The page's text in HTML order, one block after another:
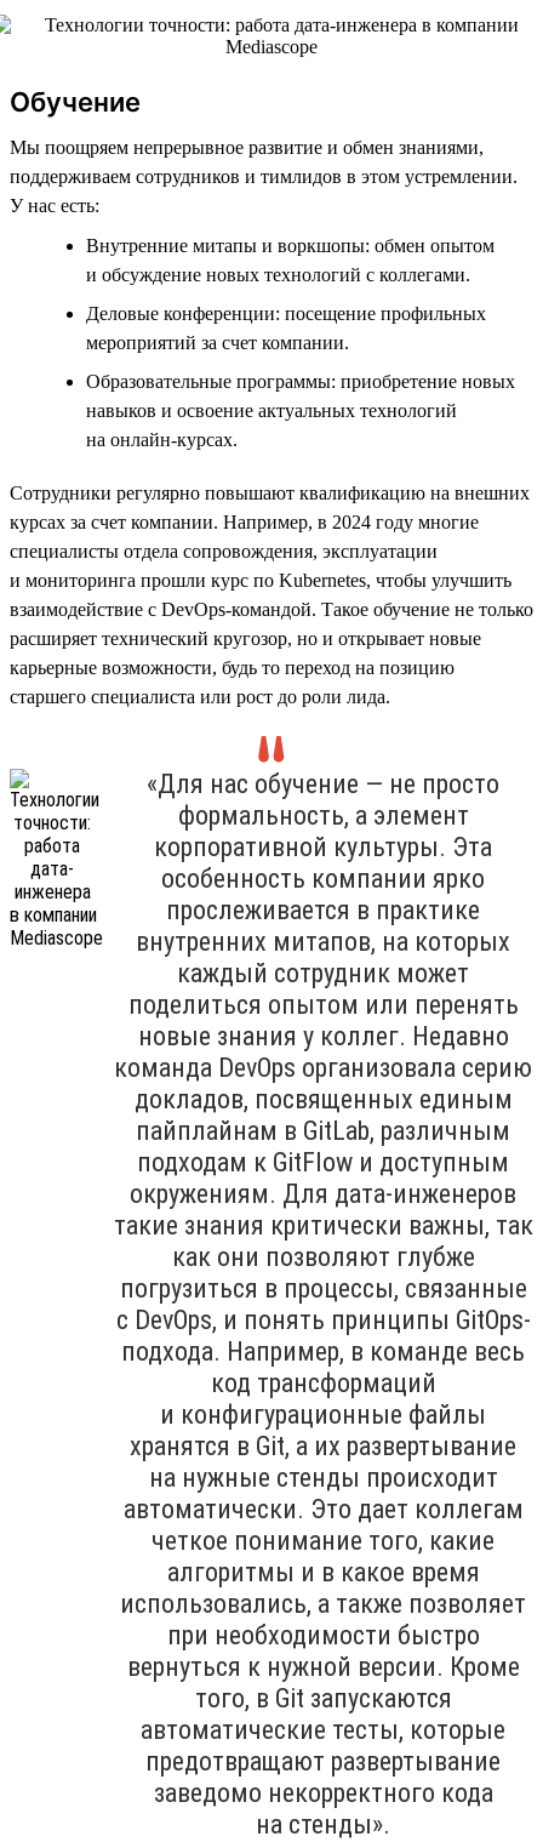
Обучение
Мы поощряем непрерывное развитие и обмен знаниями,
поддерживаем сотрудников и тимлидов в этом устремлении.
У нас есть:
Внутренние митапы и воркшопы: обмен опытом
и обсуждение новых технологий с коллегами.
Деловые конференции: посещение профильных
мероприятий за счет компании.
Образовательные программы: приобретение новых
навыков и освоение актуальных технологий
на онлайн-курсах.
Сотрудники регулярно повышают квалификацию на внешних
курсах за счет компании. Например, в 2024 году многие
специалисты отдела сопровождения, эксплуатации
и мониторинга прошли курс по Kubernetes, чтобы улучшить
взаимодействие с DevOps-командой. Такое обучение не только
расширяет технический кругозор, но и открывает новые
карьерные возможности, будь то переход на позицию
старшего специалиста или рост до роли лида.
«Для нас обучение — не просто
формальность, а элемент
корпоративной культуры. Эта
особенность компании ярко
прослеживается в практике
внутренних митапов, на которых
каждый сотрудник может
поделиться опытом или перенять
новые знания у коллег. Недавно
команда DevOps организовала серию
докладов, посвященных единым
пайплайнам в GitLab, различным
подходам к GitFlow и доступным
окружениям. Для дата-инженеров
такие знания критически важны, так
как они позволяют глубже
погрузиться в процессы, связанные
с DevOps, и понять принципы GitOps-
подхода. Например, в команде весь
код трансформаций
и конфигурационные файлы
хранятся в Git, а их развертывание
на нужные стенды происходит
автоматически. Это дает коллегам
четкое понимание того, какие
алгоритмы и в какое время
использовались, а также позволяет
при необходимости быстро
вернуться к нужной версии. Кроме
того, в Git запускаются
автоматические тесты, которые
предотвращают развертывание
заведомо некорректного кода
на стенды».